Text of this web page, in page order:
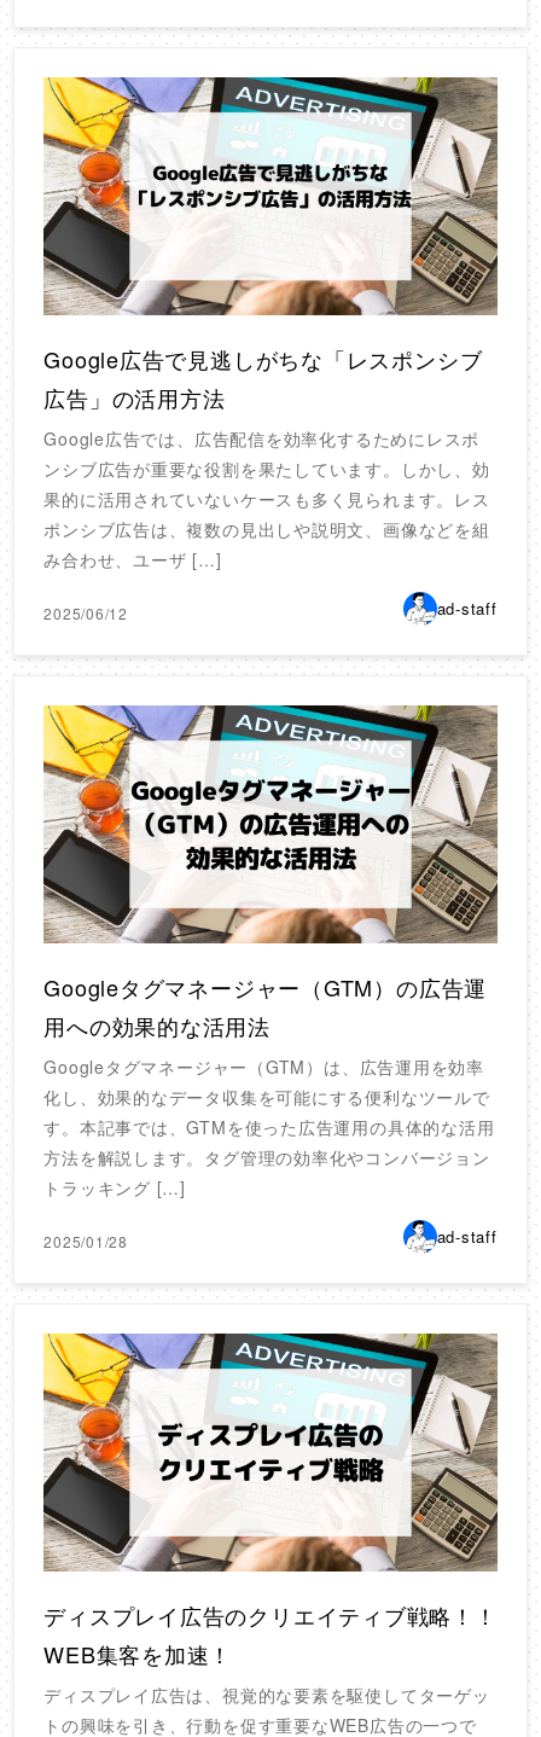
Google広告で見逃しがちな「レスポンシブ
広告」の活用方法
Google広告では、広告配信を効率化するためにレスポ
ンシブ広告が重要な役割を果たしています。しかし、効
果的に活用されていないケースも多く見られます。レス
ポンシブ広告は、複数の見出しや説明文、画像などを組
み合わせ、ユーザ […]
2025/06/12 ad-staff
Googleタグマネージャー（GTM）の広告運
用への効果的な活用法
Googleタグマネージャー（GTM）は、広告運用を効率
化し、効果的なデータ収集を可能にする便利なツールで
す。本記事では、GTMを使った広告運用の具体的な活用
方法を解説します。タグ管理の効率化やコンバージョン
トラッキング […]
2025/01/28 ad-staff
ディスプレイ広告のクリエイティブ戦略！！
WEB集客を加速！
ディスプレイ広告は、視覚的な要素を駆使してターゲッ
トの興味を引き、行動を促す重要なWEB広告の一つで